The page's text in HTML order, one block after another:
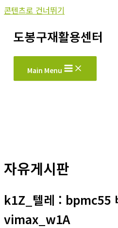
콘텐츠로 건너뛰기
도봉구재활용센터
Main Menu
자유게시판
k1Z_텔레 : bpmc55
vimax_w1A